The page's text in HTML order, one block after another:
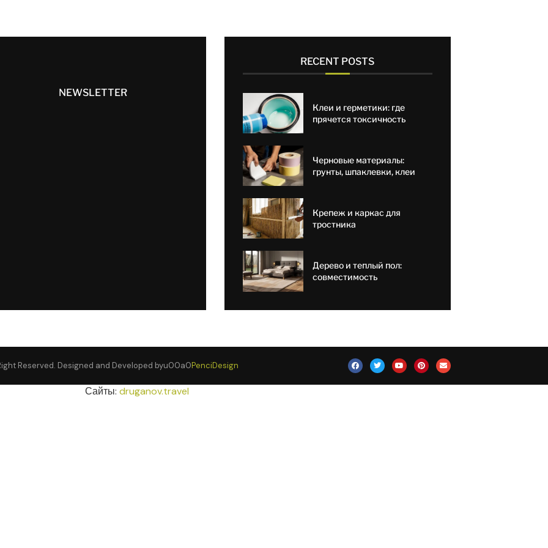
NEWSLETTER
RECENT POSTS
Клеи и герметики: где
прячется токсичность
Черновые материалы:
грунты, шпаклевки, клеи
Крепеж и каркас для
тростника
Дерево и теплый пол:
совместимость
Reserved. Designed and Developed byu00a0PenciDesign
Сайты: druganov.travel